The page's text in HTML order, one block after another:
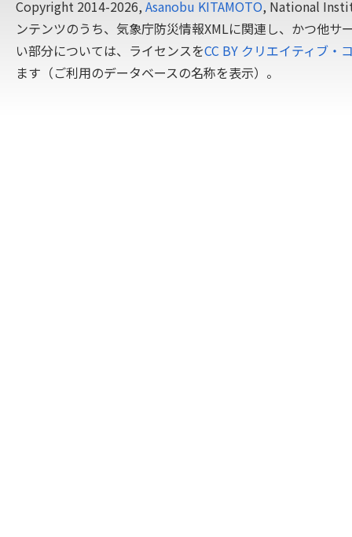
Copyright 2014-2026, Asanobu KITAMOTO, National
ンテンツのうち、気象庁防災情報XMLに関連し、かつ他サ
い部分については、ライセンスをCC BY クリエイティブ・
ます（ご利用のデータベースの名称を表示）。